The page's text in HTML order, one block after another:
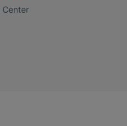
Center